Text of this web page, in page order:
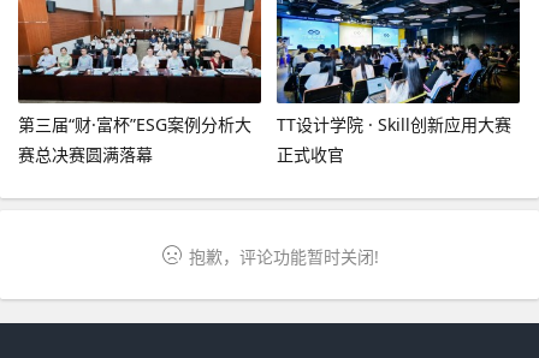
第三届“财·富杯”ESG案例分析大
赛总决赛圆满落幕
TT设计学院 · Skill创新应用大赛
正式收官
抱歉，评论功能暂时关闭!